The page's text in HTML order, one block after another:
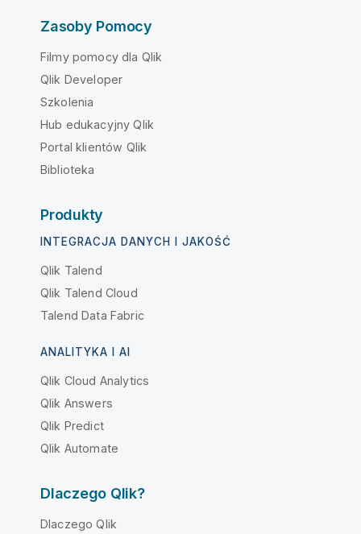
Zasoby Pomocy
Filmy pomocy dla Qlik
Qlik Developer
Szkolenia
Hub edukacyjny Qlik
Portal klientów Qlik
Biblioteka
Produkty
INTEGRACJA DANYCH I JAKOŚĆ
Qlik Talend
Qlik Talend Cloud
Talend Data Fabric
ANALITYKA I AI
Qlik Cloud Analytics
Qlik Answers
Qlik Predict
Qlik Automate
Dlaczego Qlik?
Dlaczego Qlik